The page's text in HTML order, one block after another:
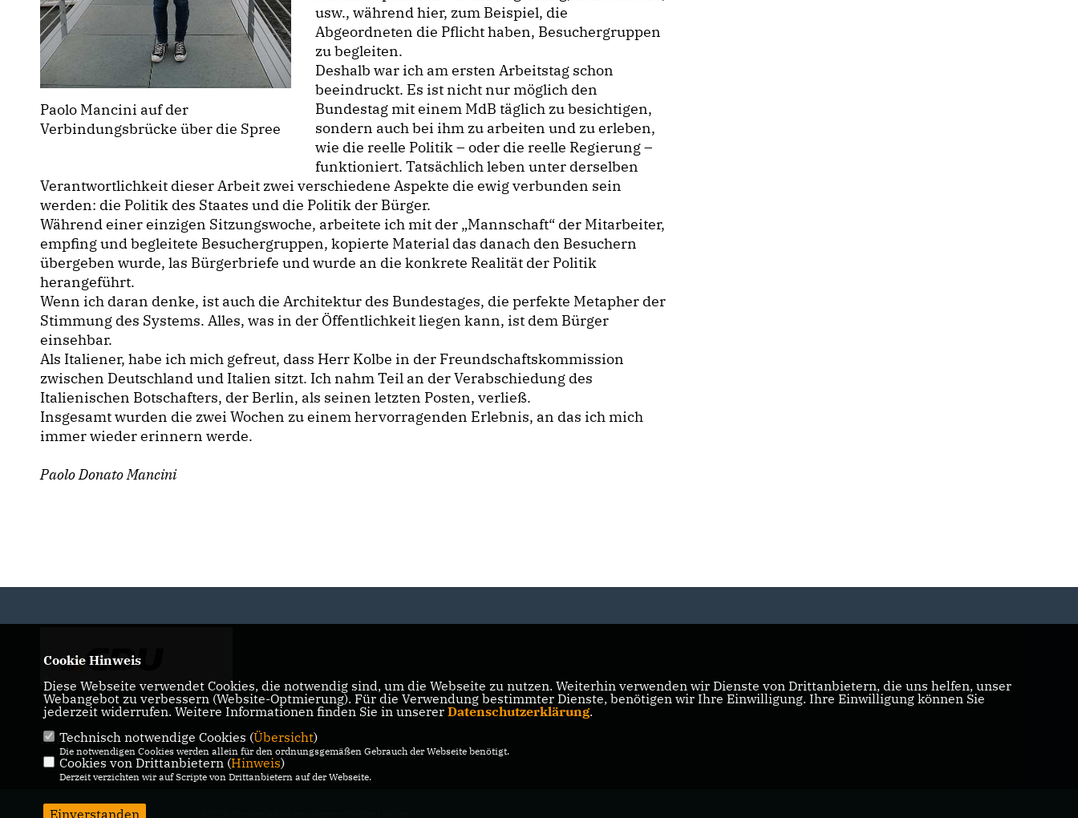
Paolo Mancini auf der
Verbindungsbrücke über die Spree
usw., während hier, zum Beispiel, die
Abgeordneten die Pflicht haben, Besuchergruppen
zu begleiten.
Deshalb war ich am ersten Arbeitstag schon
beeindruckt. Es ist nicht nur möglich den
Bundestag mit einem MdB täglich zu besichtigen,
sondern auch bei ihm zu arbeiten und zu erleben,
wie die reelle Politik – oder die reelle Regierung –
funktioniert. Tatsächlich leben unter derselben
Verantwortlichkeit dieser Arbeit zwei verschiedene Aspekte die ewig verbunden sein
werden: die Politik des Staates und die Politik der Bürger.
Während einer einzigen Sitzungswoche, arbeitete ich mit der „Mannschaft“ der Mitarbeiter,
empfing und begleitete Besuchergruppen, kopierte Material das danach den Besuchern
übergeben wurde, las Bürgerbriefe und wurde an die konkrete Realität der Politik
herangeführt.
Wenn ich daran denke, ist auch die Architektur des Bundestages, die perfekte Metapher der
Stimmung des Systems. Alles, was in der Öffentlichkeit liegen kann, ist dem Bürger
einsehbar.
Als Italiener, habe ich mich gefreut, dass Herr Kolbe in der Freundschaftskommission
zwischen Deutschland und Italien sitzt. Ich nahm Teil an der Verabschiedung des
Italienischen Botschafters, der Berlin, als seinen letzten Posten, verließ.
Insgesamt wurden die zwei Wochen zu einem hervorragenden Erlebnis, an das ich mich
immer wieder erinnern werde.
Paolo Donato Mancini
IMPRESSUM DATENSCHUTZ KONTAKT
Cookie Hinweis
Diese Webseite verwendet Cookies, die notwendig sind, um die Webseite zu nutzen. Weiterhin verwenden wir Dienste von Drittanbietern, die uns helfen, unser
Webangebot zu verbessern (Website-Optmierung). Für die Verwendung bestimmter Dienste, benötigen wir Ihre Einwilligung. Ihre Einwilligung können Sie
jederzeit widerrufen. Weitere Informationen finden Sie in unserer Datenschutzerklärung.
Technisch notwendige Cookies (Übersicht)
Die notwendigen Cookies werden allein für den ordnungsgemäßen Gebrauch der Webseite benötigt.
Cookies von Drittanbietern (Hinweis)
Derzeit verzichten wir auf Scripte von Drittanbietern auf der Webseite.
Einverstanden